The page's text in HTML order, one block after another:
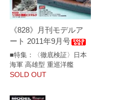
《828》月刊モデルア
ート 2011年9月号
■特集：〈徹底検証〉日本
海軍 高雄型 重巡洋艦
SOLD OUT